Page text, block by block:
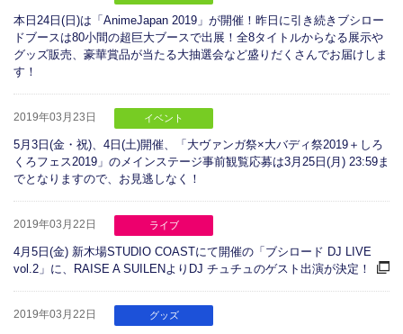
本日24日(日)は「AnimeJapan 2019」が開催！昨日に引き続きブシロー
ドブースは80小間の超巨大ブースで出展！全8タイトルからなる展示や
グッズ販売、豪華賞品が当たる大抽選会など盛りだくさんでお届けしま
す！
2019年03月23日 イベント
5月3日(金・祝)、4日(土)開催、「大ヴァンガ祭×大バディ祭2019＋しろ
くろフェス2019」のメインステージ事前観覧応募は3月25日(月) 23:59ま
でとなりますので、お見逃しなく！
2019年03月22日 ライブ
4月5日(金) 新木場STUDIO COASTにて開催の「ブシロード DJ LIVE
vol.2」に、RAISE A SUILENよりDJ チュチュのゲスト出演が決定！
2019年03月22日 グッズ